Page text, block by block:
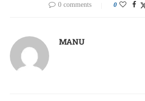
0 comments 0
MANU